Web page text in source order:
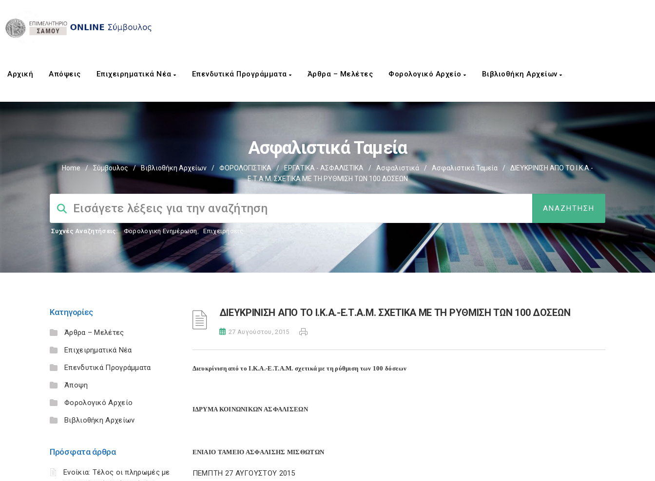
Αρχική Aπόψεις Επιχειρηματικά Νέα Επενδυτικά Προγράμματα Άρθρα – Μελέτες Φορολογικό Αρχείο Βιβλιοθήκη Αρχείων
Ασφαλιστικά Ταμεία
Home / Σύμβουλος / Βιβλιοθήκη Αρχείων / ΦΟΡΟΛΟΓΙΣΤΙΚΑ / ΕΡΓΑΤΙΚΑ - ΑΣΦΑΛΙΣΤΙΚΑ / Ασφαλιστικά / Ασφαλιστικά Ταμεία /
ΔΙΕΥΚΡΙΝΙΣΗ ΑΠΟ ΤΟ Ι.Κ.Α.-
Ε.Τ.Α.Μ. ΣΧΕΤΙΚΑ ΜΕ ΤΗ ΡΥΘΜΙΣΗ ΤΩΝ 100 ΔΟΣΕΩΝ
Συχνές Αναζητήσεις: Φορολογικη Ενημέρωση, Επιχειρήσεις
Κατηγορίες
Άρθρα – Μελέτες
Επιχειρηματικά Νέα
Επενδυτικά Προγράμματα
Άποψη
Φορολογικό Αρχείο
Βιβλιοθήκη Αρχείων
Πρόσφατα άρθρα
Ενοίκια: Τέλος οι πληρωμές με
ΔΙΕΥΚΡΙΝΙΣΗ ΑΠΟ ΤΟ Ι.Κ.Α.-Ε.Τ.Α.Μ. ΣΧΕΤΙΚΑ ΜΕ ΤΗ ΡΥΘΜΙΣΗ ΤΩΝ 100 ΔΟΣΕΩΝ
27 Αυγούστου, 2015
Διευκρίνιση από το Ι.Κ.Α.-Ε.Τ.Α.Μ. σχετικά με τη ρύθμιση των 100 δόσεων
ΙΔΡΥΜΑ ΚΟΙΝΩΝΙΚΩΝ ΑΣΦΑΛΙΣΕΩΝ
ΕΝΙΑΙΟ ΤΑΜΕΙΟ ΑΣΦΑΛΙΣΗΣ ΜΙΣΘΩΤΩΝ
ΠΕΜΠΤΗ 27 ΑΥΓΟΥΣΤΟΥ 2015